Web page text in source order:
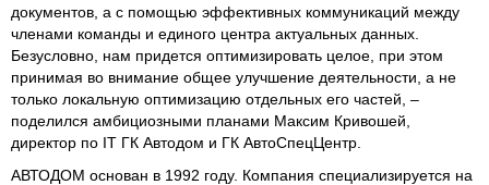
документов, а с помощью эффективных коммуникаций между
членами команды и единого центра актуальных данных.
Безусловно, нам придется оптимизировать целое, при этом
принимая во внимание общее улучшение деятельности, а не
только локальную оптимизацию отдельных его частей, –
поделился амбициозными планами Максим Кривошей,
директор по IT ГК Автодом и ГК АвтоСпецЦентр.
АВТОДОМ основан в 1992 году. Компания специализируется на